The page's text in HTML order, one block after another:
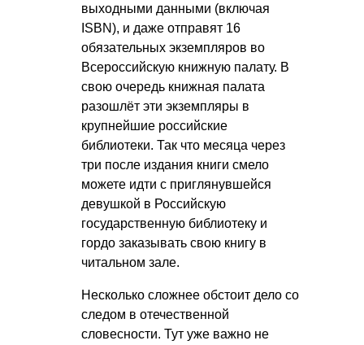
выходными данными (включая
ISBN), и даже отправят 16
обязательных экземпляров во
Всероссийскую книжную палату. В
свою очередь книжная палата
разошлёт эти экземпляры в
крупнейшие российские
библиотеки. Так что месяца через
три после издания книги смело
можете идти с приглянувшейся
девушкой в Российскую
государственную библиотеку и
гордо заказывать свою книгу в
читальном зале.
Несколько сложнее обстоит дело со
следом в отечественной
словесности. Тут уже важно не